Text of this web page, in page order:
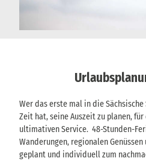
p
e
l
e
n
Wer das erste mal in die
Zeit hat, seine Auszeit zu planen,
ultimativen Service. 48-Stunden-
Wanderungen, regionalen
geplant und individuell zum